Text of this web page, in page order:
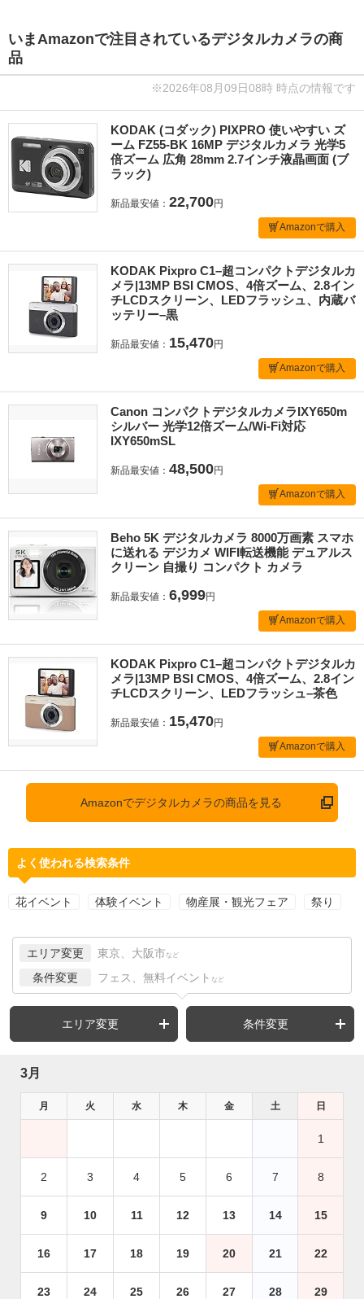
いまAmazonで注目されているデジタルカメラの商
品
※2026年08月09日08時 時点の情報です
KODAK (コダック) PIXPRO 使いやすい ズ
ーム FZ55-BK 16MP デジタルカメラ 光学5
倍ズーム 広角 28mm 2.7インチ液晶画面 (ブ
ラック)
新品最安値： 22,700円
Amazonで購入
KODAK Pixpro C1–超コンパクトデジタルカ
メラ|13MP BSI CMOS、4倍ズーム、2.8イン
チLCDスクリーン、LEDフラッシュ、内蔵バ
ッテリー–黒
新品最安値： 15,470円
Amazonで購入
Canon コンパクトデジタルカメラIXY650m
シルバー 光学12倍ズーム/Wi-Fi対応
IXY650mSL
新品最安値： 48,500円
Amazonで購入
Beho 5K デジタルカメラ 8000万画素 スマホ
に送れる デジカメ WIFI転送機能 デュアルス
クリーン 自撮り コンパクト カメラ
新品最安値： 6,999円
Amazonで購入
KODAK Pixpro C1–超コンパクトデジタルカ
メラ|13MP BSI CMOS、4倍ズーム、2.8イン
チLCDスクリーン、LEDフラッシュ–茶色
新品最安値： 15,470円
Amazonで購入
Amazonでデジタルカメラの商品を見る
よく使われる検索条件
花イベント 体験イベント 物産展・観光フェア 祭り
エリア変更 東京、大阪市 など
条件変更 フェス、無料イベント など
エリア変更 条件変更
3月
月 火 水 木 金 土 日
1
2 3 4 5 6 7 8
9 10 11 12 13 14 15
16 17 18 19 20 21 22
23 24 25 26 27 28 29